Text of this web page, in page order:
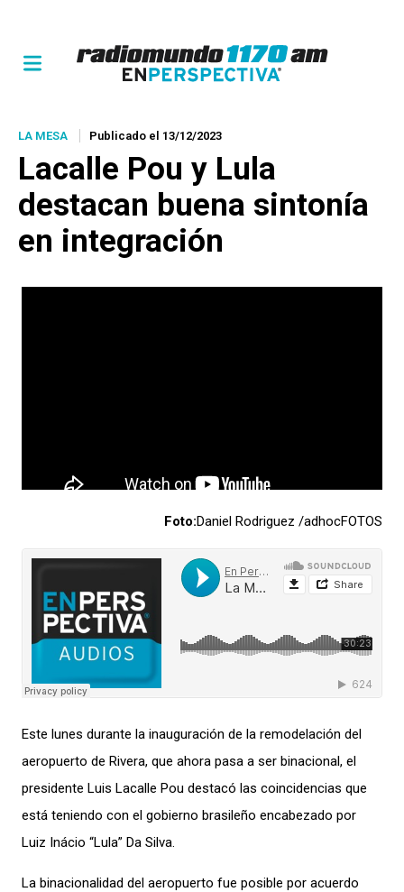
LA MESA Publicado el 13/12/2023
Lacalle Pou y Lula
destacan buena sintonía
en integración
Foto:Daniel Rodriguez /adhocFOTOS
Este lunes durante la inauguración de la remodelación del
aeropuerto de Rivera, que ahora pasa a ser binacional, el
presidente Luis Lacalle Pou destacó las coincidencias que
está teniendo con el gobierno brasileño encabezado por
Luiz Inácio “Lula” Da Silva.
La binacionalidad del aeropuerto fue posible por acuerdo